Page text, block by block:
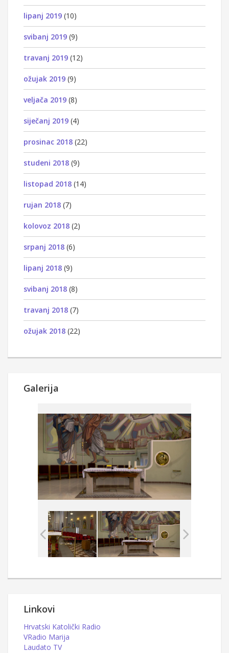
lipanj 2019 (10)
svibanj 2019 (9)
travanj 2019 (12)
ožujak 2019 (9)
veljača 2019 (8)
siječanj 2019 (4)
prosinac 2018 (22)
studeni 2018 (9)
listopad 2018 (14)
rujan 2018 (7)
kolovoz 2018 (2)
srpanj 2018 (6)
lipanj 2018 (9)
svibanj 2018 (8)
travanj 2018 (7)
ožujak 2018 (22)
Galerija
Linkovi
Hrvatski Katolički Radio
VRadio Marija
Laudato TV